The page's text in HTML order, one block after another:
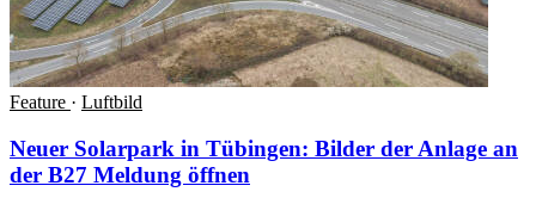
Feature · Luftbild
Neuer Solarpark in Tübingen: Bilder der Anlage an
der B27 Meldung öffnen